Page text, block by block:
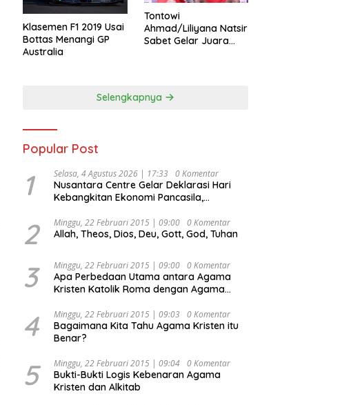
Klasemen F1 2019 Usai
Bottas Menangi GP
Australia
Tontowi
Ahmad/Liliyana Natsir
Sabet Gelar Juara
Selengkapnya
Popular Post
1 Selasa, 4 Agustus 2026 | 17:33 0 Komentar
Nusantara Centre Gelar Deklarasi Hari
Kebangkitan Ekonomi Pancasila,
Djojohadikusumo Anti Penjajahan
(Pergolakan Ekonomi Politik Indonesia) &
Undang Perekonomian Nasional dan
Kesejahteraan Sosial dalam Menata
Bangsa Menuju Indonesia Emas 2045”,
2 Minggu, 22 Februari 2015 | 09:00 0 Komentar
Allah, Theos, Dios, Deu, Gott, God, Tuhan
3 Minggu, 22 Februari 2015 | 09:00 0 Komentar
Apa Perbedaan Utama antara Agama
Kristen Katolik Roma dengan Agama
4 Minggu, 22 Februari 2015 | 09:03 0 Komentar
Bagaimana Kita Tahu Agama Kristen itu
Benar?
5 Minggu, 22 Februari 2015 | 09:04 0 Komentar
Bukti-Bukti Logis Kebenaran Agama
Kristen dan Alkitab